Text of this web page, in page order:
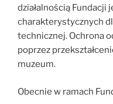
działalnością Fundacji
charakterystycznych
technicznej. Ochrona
poprzez
muzeum.
Obecnie w ramach